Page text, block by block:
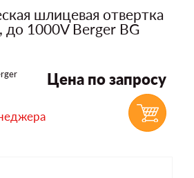
шлицевая отвертка
1000V Berger BG
Цена по запросу